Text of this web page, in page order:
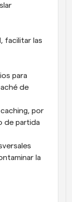
facilitar las
para
de
por
de partida
la